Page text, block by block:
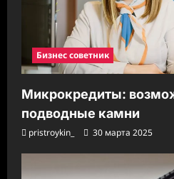
Бизнес советник
Микрокредиты:
подводные камни
pristroykin_ 30 марта 2025